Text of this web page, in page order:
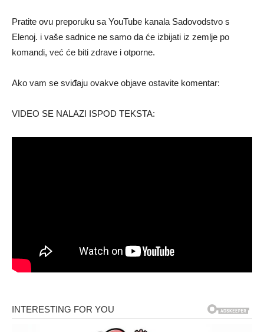
Pratite ovu preporuku sa YouTube kanala Sadovodstvo s
Elenoj. i vaše sadnice ne samo da će izbijati iz zemlje po
komandi, već će biti zdrave i otporne.
Ako vam se sviđaju ovakve objave ostavite komentar:
VIDEO SE NALAZI ISPOD TEKSTA: